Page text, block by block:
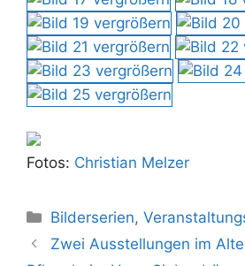
Fotos: Christian Melzer
Kategorien
Bilderserien,
Zwei Ausstellungen im